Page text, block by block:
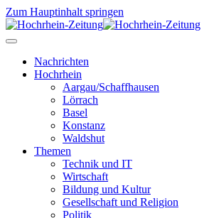
Zum Hauptinhalt springen
Nachrichten
Hochrhein
Aargau/Schaffhausen
Lörrach
Basel
Konstanz
Waldshut
Themen
Technik und IT
Wirtschaft
Bildung und Kultur
Gesellschaft und Religion
Politik